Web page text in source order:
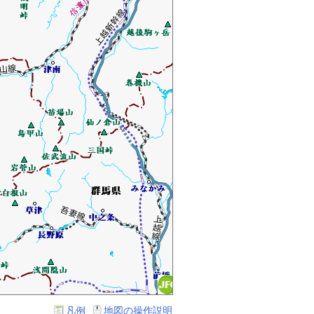
凡例 地図の操作説明